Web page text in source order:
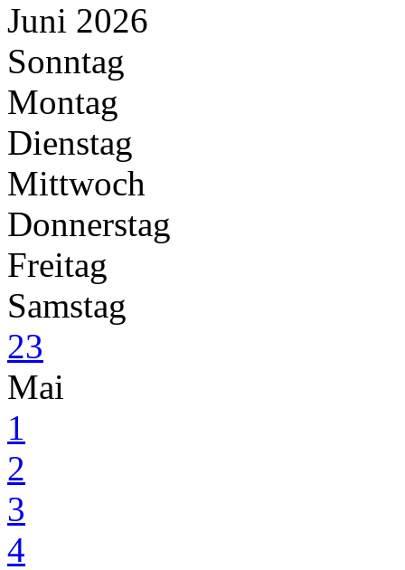
Juni 2026
Sonntag
Montag
Dienstag
Mittwoch
Donnerstag
Freitag
Samstag
23
Mai
1
2
3
4